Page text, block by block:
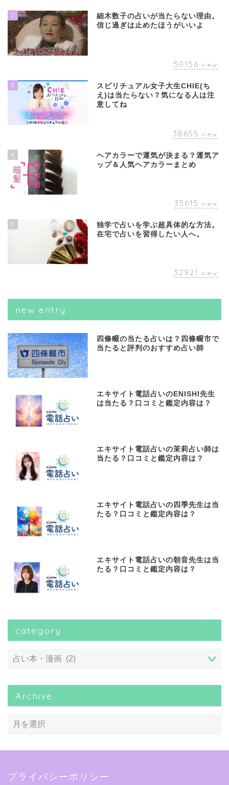
2
細木数子の占いが当たらない理由。
信じ過ぎは止めたほうがいいよ
50156 view
3
スピリチュアル女子大生CHIE(ち
え)は当たらない？気になる人は注
意してね
38655 view
4
ヘアカラーで運気が決まる？運気ア
ップ＆人気ヘアカラーまとめ
35615 view
5
独学で占いを学ぶ超具体的な方法。
在宅で占いを習得したい人へ。
32921 view
new entry
四條畷の当たる占いは？四條畷市で
当たると評判のおすすめ占い師
エキサイト電話占いのENISHI先生
は当たる？口コミと鑑定内容は？
エキサイト電話占いの茉莉占い師は
当たる？口コミと鑑定内容は？
エキサイト電話占いの四季先生は当
たる？口コミと鑑定内容は？
エキサイト電話占いの朝音先生は当
たる？口コミと鑑定内容は？
category
Archive
プライバシーポリシー